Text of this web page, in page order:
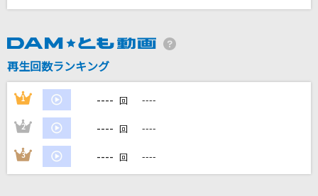
[生音]君の知らない物語
[生音]恋ごころ(Da-iCE PHASE 5 FINAL in 日
本武道館)
Da-iCE
再生回数ランキング
1 ---- 回 ----
2 ---- 回 ----
3 ---- 回 ----